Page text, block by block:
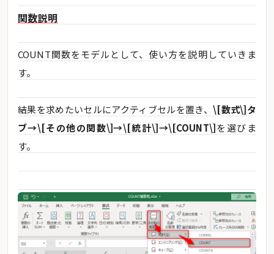
関数説明
COUNT関数をモデルとして、使い方を説明していきま
す。
結果を求めたいセルにアクティブセルを置き、\[数式\]タ
ブ→\[その他の関数\]→\[統計\]→\[COUNT\]を選びま
す。